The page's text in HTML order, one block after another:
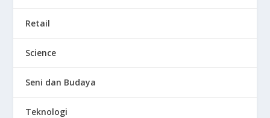
Retail
Science
Seni dan Budaya
Teknologi